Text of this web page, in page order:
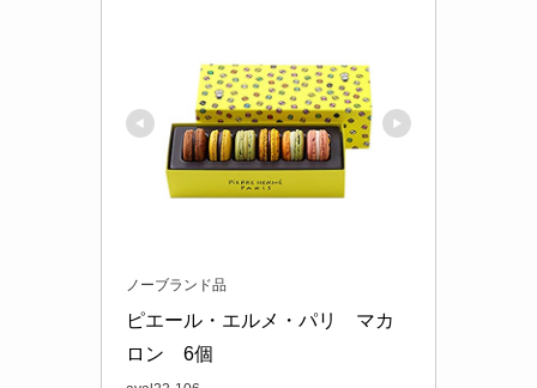
ノーブランド品
ピエール・エルメ・パリ　マカ
ロン　6個